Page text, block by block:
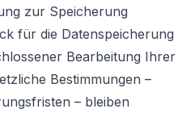
zur Speicherung
für die Datenspeicherung
Bearbeitung Ihrer
Bestimmungen –
– bleiben